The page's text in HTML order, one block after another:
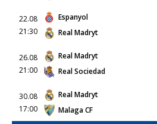
22.08
21:30
Espanyol
Real Madryt
26.08
21:00
Real Madryt
Real Sociedad
30.08
17:00
Real Madryt
Malaga CF